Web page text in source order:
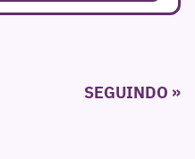
SEGUINDO